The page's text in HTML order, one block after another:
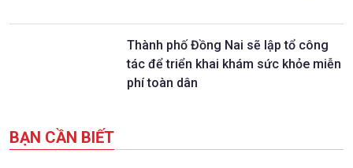
Thành phố Đồng Nai sẽ lập tổ công
tác để triển khai khám sức khỏe miễn
phí toàn dân
BẠN CẦN BIẾT